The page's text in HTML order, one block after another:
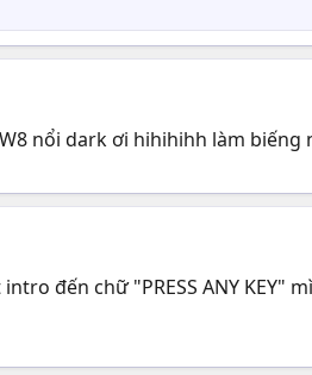
nổi dark ơi hihihihh làm biếng
đến chữ "PRESS ANY